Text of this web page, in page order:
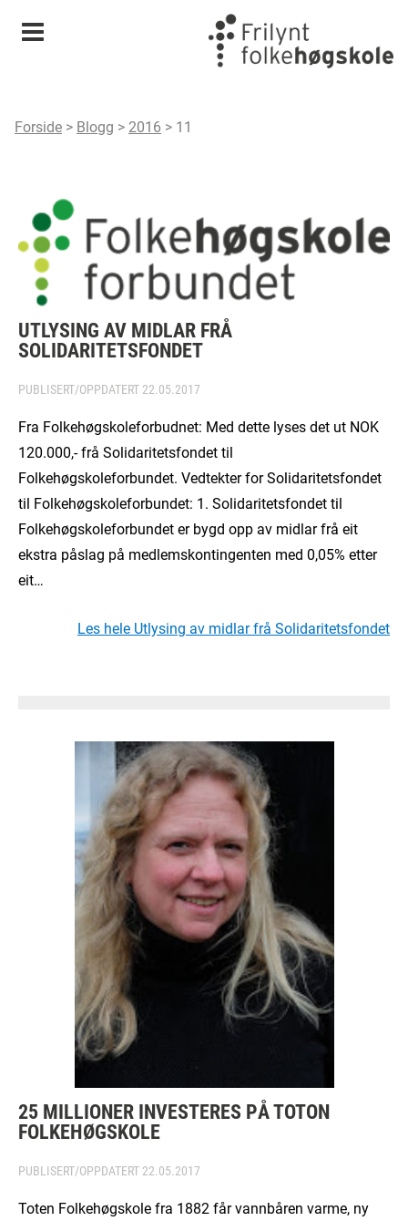
Meny
Forside > Blogg > 2016 > 11
UTLYSING AV MIDLAR FRÅ
SOLIDARITETSFONDET
PUBLISERT/OPPDATERT 22.05.2017
Fra Folkehøgskoleforbudnet: Med dette lyses det ut NOK
120.000,- frå Solidaritetsfondet til
Folkehøgskoleforbundet. Vedtekter for Solidaritetsfondet
til Folkehøgskoleforbundet: 1. Solidaritetsfondet til
Folkehøgskoleforbundet er bygd opp av midlar frå eit
ekstra påslag på medlemskontingenten med 0,05% etter
eit…
Les hele Utlysing av midlar frå Solidaritetsfondet
25 MILLIONER INVESTERES PÅ TOTON
FOLKEHØGSKOLE
PUBLISERT/OPPDATERT 22.05.2017
Toten Folkehøgskole fra 1882 får vannbåren varme, ny